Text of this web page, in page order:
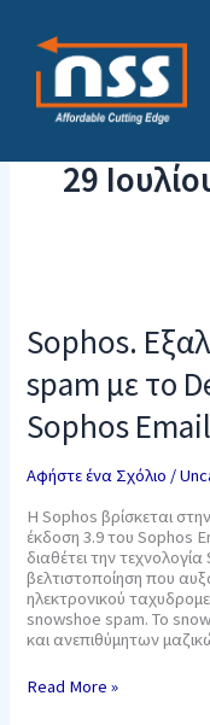
περιεχόμενο
29
Sophos.
spam με το
Sophos
Αφήστε ένα Σχόλιο /
Η Sophos βρίσκεται
έκδοση 3.9 του Sophos
διαθέτει την
βελτιστοποίηση που
ηλεκτρονικού
snowshoe spam. Το
και ανεπιθύμητων
snowshoe
spam
με
το
Delay
Queue
του
Sophos
Email
Appliance
3.9
Read More »